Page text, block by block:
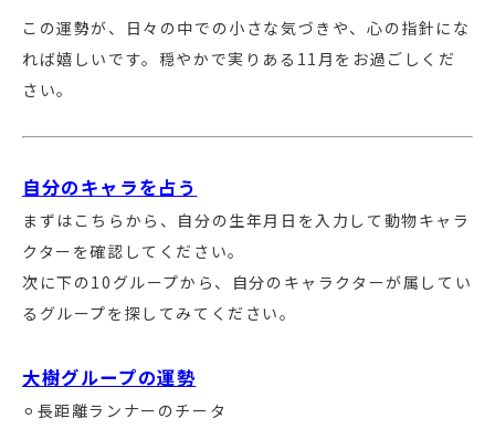
この運勢が、日々の中での小さな気づきや、心の指針にな
れば嬉しいです。穏やかで実りある11月をお過ごしくだ
さい。
自分のキャラを占う
まずはこちらから、自分の生年月日を入力して動物キャラ
クターを確認してください。
次に下の10グループから、自分のキャラクターが属してい
るグループを探してみてください。
大樹グループの運勢
⚪︎長距離ランナーのチータ